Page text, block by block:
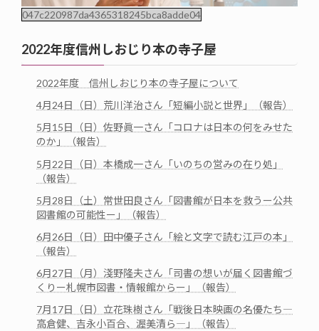
047c220987da4365318245bca8adde04
2022年度信州しおじり本の寺子屋
2022年度 信州しおじり本の寺子屋について
4月24日（日）荒川洋治さん「短編小説と世界」（報告）
5月15日（日）佐野眞一さん「コロナは日本の何をみせた
のか」（報告）
5月22日（日）本橋成一さん「いのちの営みの在り処」
（報告）
5月28日（土）常世田良さん「図書館が日本を救うー公共
図書館の可能性ー」（報告）
6月26日（日）田中優子さん「絵と文字で読む江戸の本」
（報告）
6月27日（月）淺野隆夫さん「司書の想いが届く図書館づ
くりー札幌市図書・情報館からー」（報告）
7月17日（日）立花珠樹さん「戦後日本映画の名優たち―
高倉健、吉永小百合、渥美清ら―」（報告）